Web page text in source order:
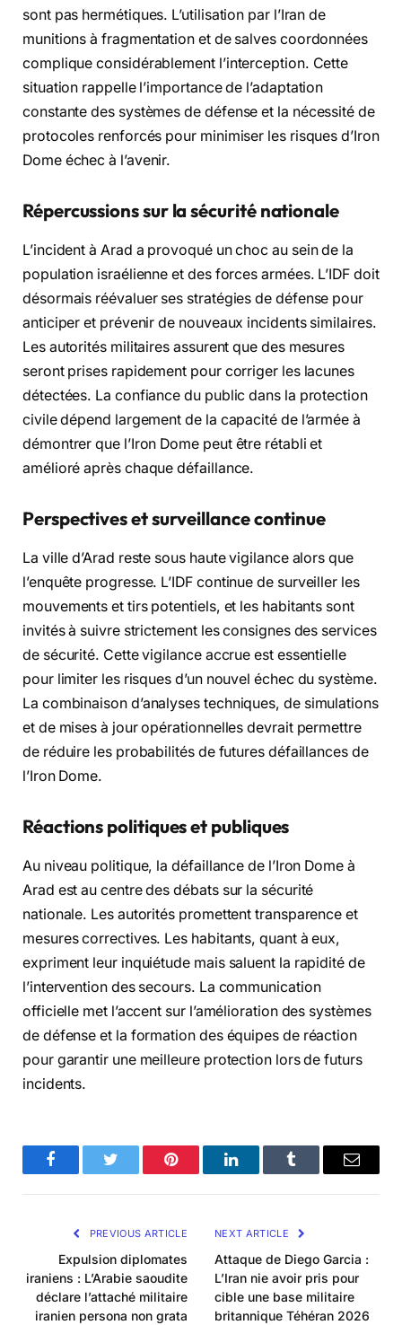
sont pas hermétiques. L’utilisation par l’Iran de
munitions à fragmentation et de salves coordonnées
complique considérablement l’interception. Cette
situation rappelle l’importance de l’adaptation
constante des systèmes de défense et la nécessité de
protocoles renforcés pour minimiser les risques d’Iron
Dome échec à l’avenir.
Répercussions sur la sécurité nationale
L’incident à Arad a provoqué un choc au sein de la
population israélienne et des forces armées. L’IDF doit
désormais réévaluer ses stratégies de défense pour
anticiper et prévenir de nouveaux incidents similaires.
Les autorités militaires assurent que des mesures
seront prises rapidement pour corriger les lacunes
détectées. La confiance du public dans la protection
civile dépend largement de la capacité de l’armée à
démontrer que l’Iron Dome peut être rétabli et
amélioré après chaque défaillance.
Perspectives et surveillance continue
La ville d’Arad reste sous haute vigilance alors que
l’enquête progresse. L’IDF continue de surveiller les
mouvements et tirs potentiels, et les habitants sont
invités à suivre strictement les consignes des services
de sécurité. Cette vigilance accrue est essentielle
pour limiter les risques d’un nouvel échec du système.
La combinaison d’analyses techniques, de simulations
et de mises à jour opérationnelles devrait permettre
de réduire les probabilités de futures défaillances de
l’Iron Dome.
Réactions politiques et publiques
Au niveau politique, la défaillance de l’Iron Dome à
Arad est au centre des débats sur la sécurité
nationale. Les autorités promettent transparence et
mesures correctives. Les habitants, quant à eux,
expriment leur inquiétude mais saluent la rapidité de
l’intervention des secours. La communication
officielle met l’accent sur l’amélioration des systèmes
de défense et la formation des équipes de réaction
pour garantir une meilleure protection lors de futurs
incidents.
FacebookTwitter Pinterest LinkedInTumblr Email
PREVIOUS ARTICLE
Expulsion diplomates
iraniens : L’Arabie saoudite
déclare l’attaché militaire
iranien persona non grata
NEXT ARTICLE
Attaque de Diego Garcia :
L’Iran nie avoir pris pour
cible une base militaire
britannique Téhéran 2026